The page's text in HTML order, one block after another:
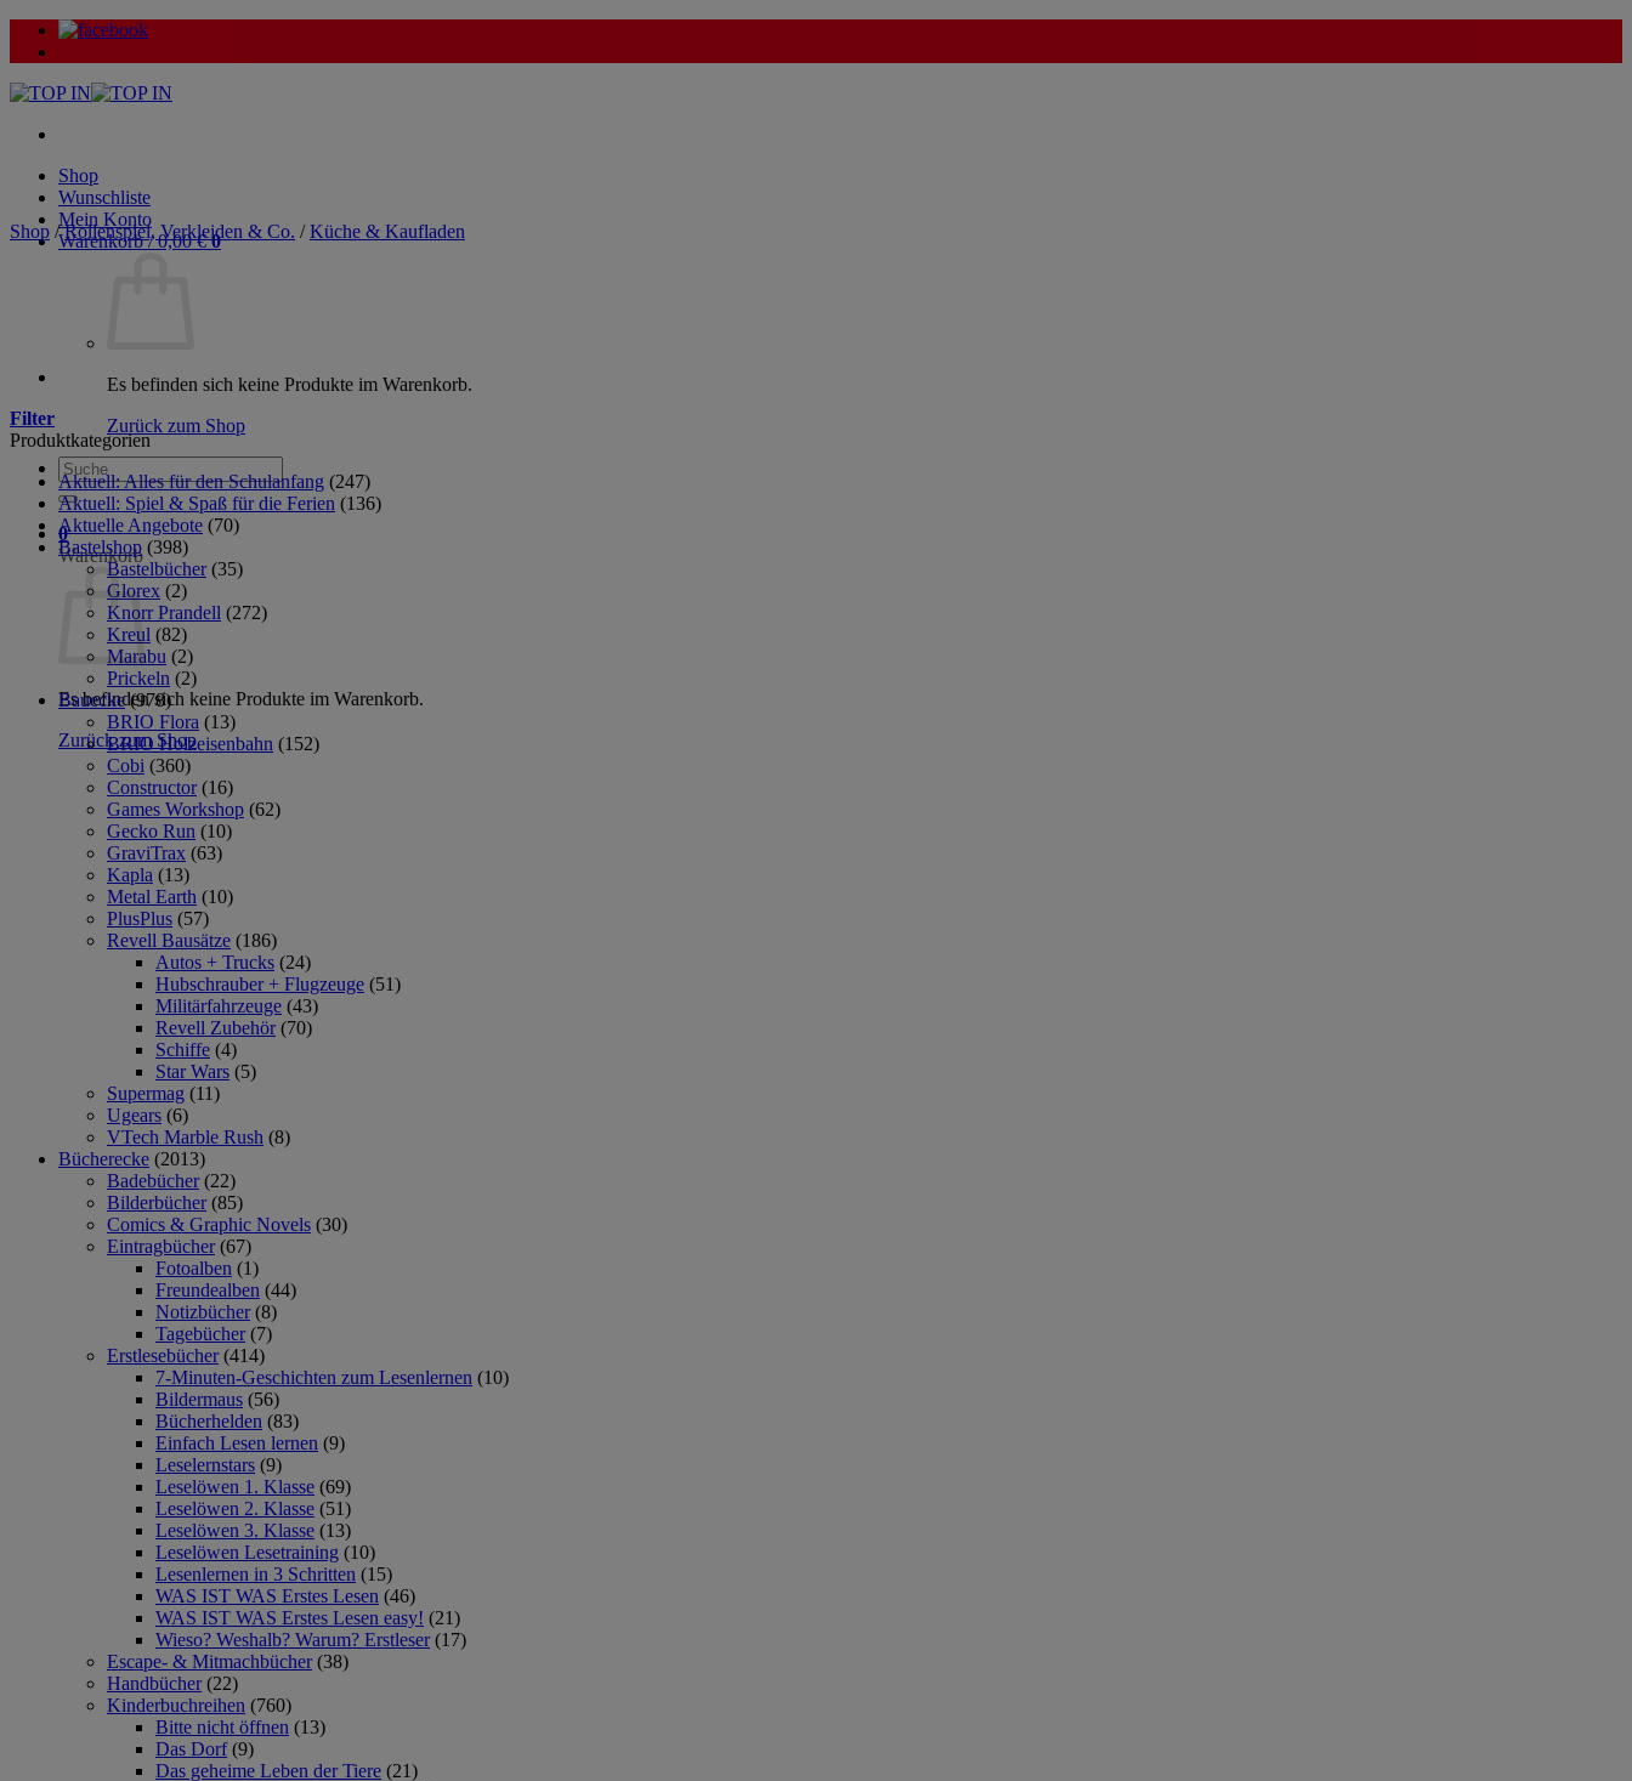
Zum
Inhalt
Shop
Wunschliste
Mein Konto
Warenkorb /0,00€ 0
Es befinden sich keine Produkte im Warenkorb.
Zurück zum Shop
Suche
nach:
0
Warenkorb
Es befinden sich keine Produkte im Warenkorb.
Zurück zum Shop
Shop / Rollenspiel, Verkleiden & Co. / Küche & Kaufladen
Filter
Produktkategorien
Aktuell: Alles für den Schulanfang (247)
Aktuell: Spiel & Spaß für die Ferien (136)
Aktuelle Angebote (70)
Bastelshop (398)
Bastelbücher (35)
Glorex (2)
Knorr Prandell (272)
Kreul (82)
Marabu (2)
Prickeln (2)
Bauecke (978)
BRIO Flora (13)
BRIO Holzeisenbahn (152)
Cobi (360)
Constructor (16)
Games Workshop (62)
Gecko Run (10)
GraviTrax (63)
Kapla (13)
Metal Earth (10)
PlusPlus (57)
Revell Bausätze (186)
Autos + Trucks (24)
Hubschrauber + Flugzeuge (51)
Militärfahrzeuge (43)
Revell Zubehör (70)
Schiffe (4)
Star Wars (5)
Supermag (11)
Ugears (6)
VTech Marble Rush (8)
Bücherecke (2013)
Badebücher (22)
Bilderbücher (85)
Comics & Graphic Novels (30)
Eintragbücher (67)
Fotoalben (1)
Freundealben (44)
Notizbücher (8)
Tagebücher (7)
Erstlesebücher (414)
7-Minuten-Geschichten zum Lesenlernen (10)
Bildermaus (56)
Bücherhelden (83)
Einfach Lesen lernen (9)
Leselernstars (9)
Leselöwen 1. Klasse (69)
Leselöwen 2. Klasse (51)
Leselöwen 3. Klasse (13)
Leselöwen Lesetraining (10)
Lesenlernen in 3 Schritten (15)
WAS IST WAS Erstes Lesen (46)
WAS IST WAS Erstes Lesen easy! (21)
Wieso? Weshalb? Warum? Erstleser (17)
Escape- & Mitmachbücher (38)
Handbücher (22)
Kinderbuchreihen (760)
Bitte nicht öffnen (13)
Das Dorf (9)
Das geheime Leben der Tiere (21)